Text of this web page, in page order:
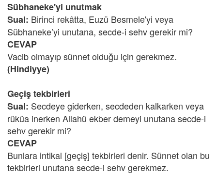
Sübhaneke'yi unutmak
Sual: Birinci rekâtta, Euzü Besmele'yi veya
Sübhaneke’yi unutana, secde-i sehv gerekir mi?
CEVAP
Vacib olmayıp sünnet olduğu için gerekmez.
(Hindiyye)
Geçiş tekbirleri
Sual: Secdeye giderken, secdeden kalkarken veya
rükûa inerken Allahü ekber demeyi unutana secde-i
sehv gerekir mi?
CEVAP
Bunlara intikal [geçiş] tekbirleri denir. Sünnet olan bu
tekbirleri unutana secde-i sehv gerekmez.